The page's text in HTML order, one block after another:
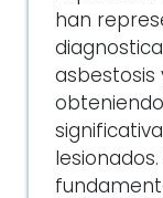
han
asbestosis